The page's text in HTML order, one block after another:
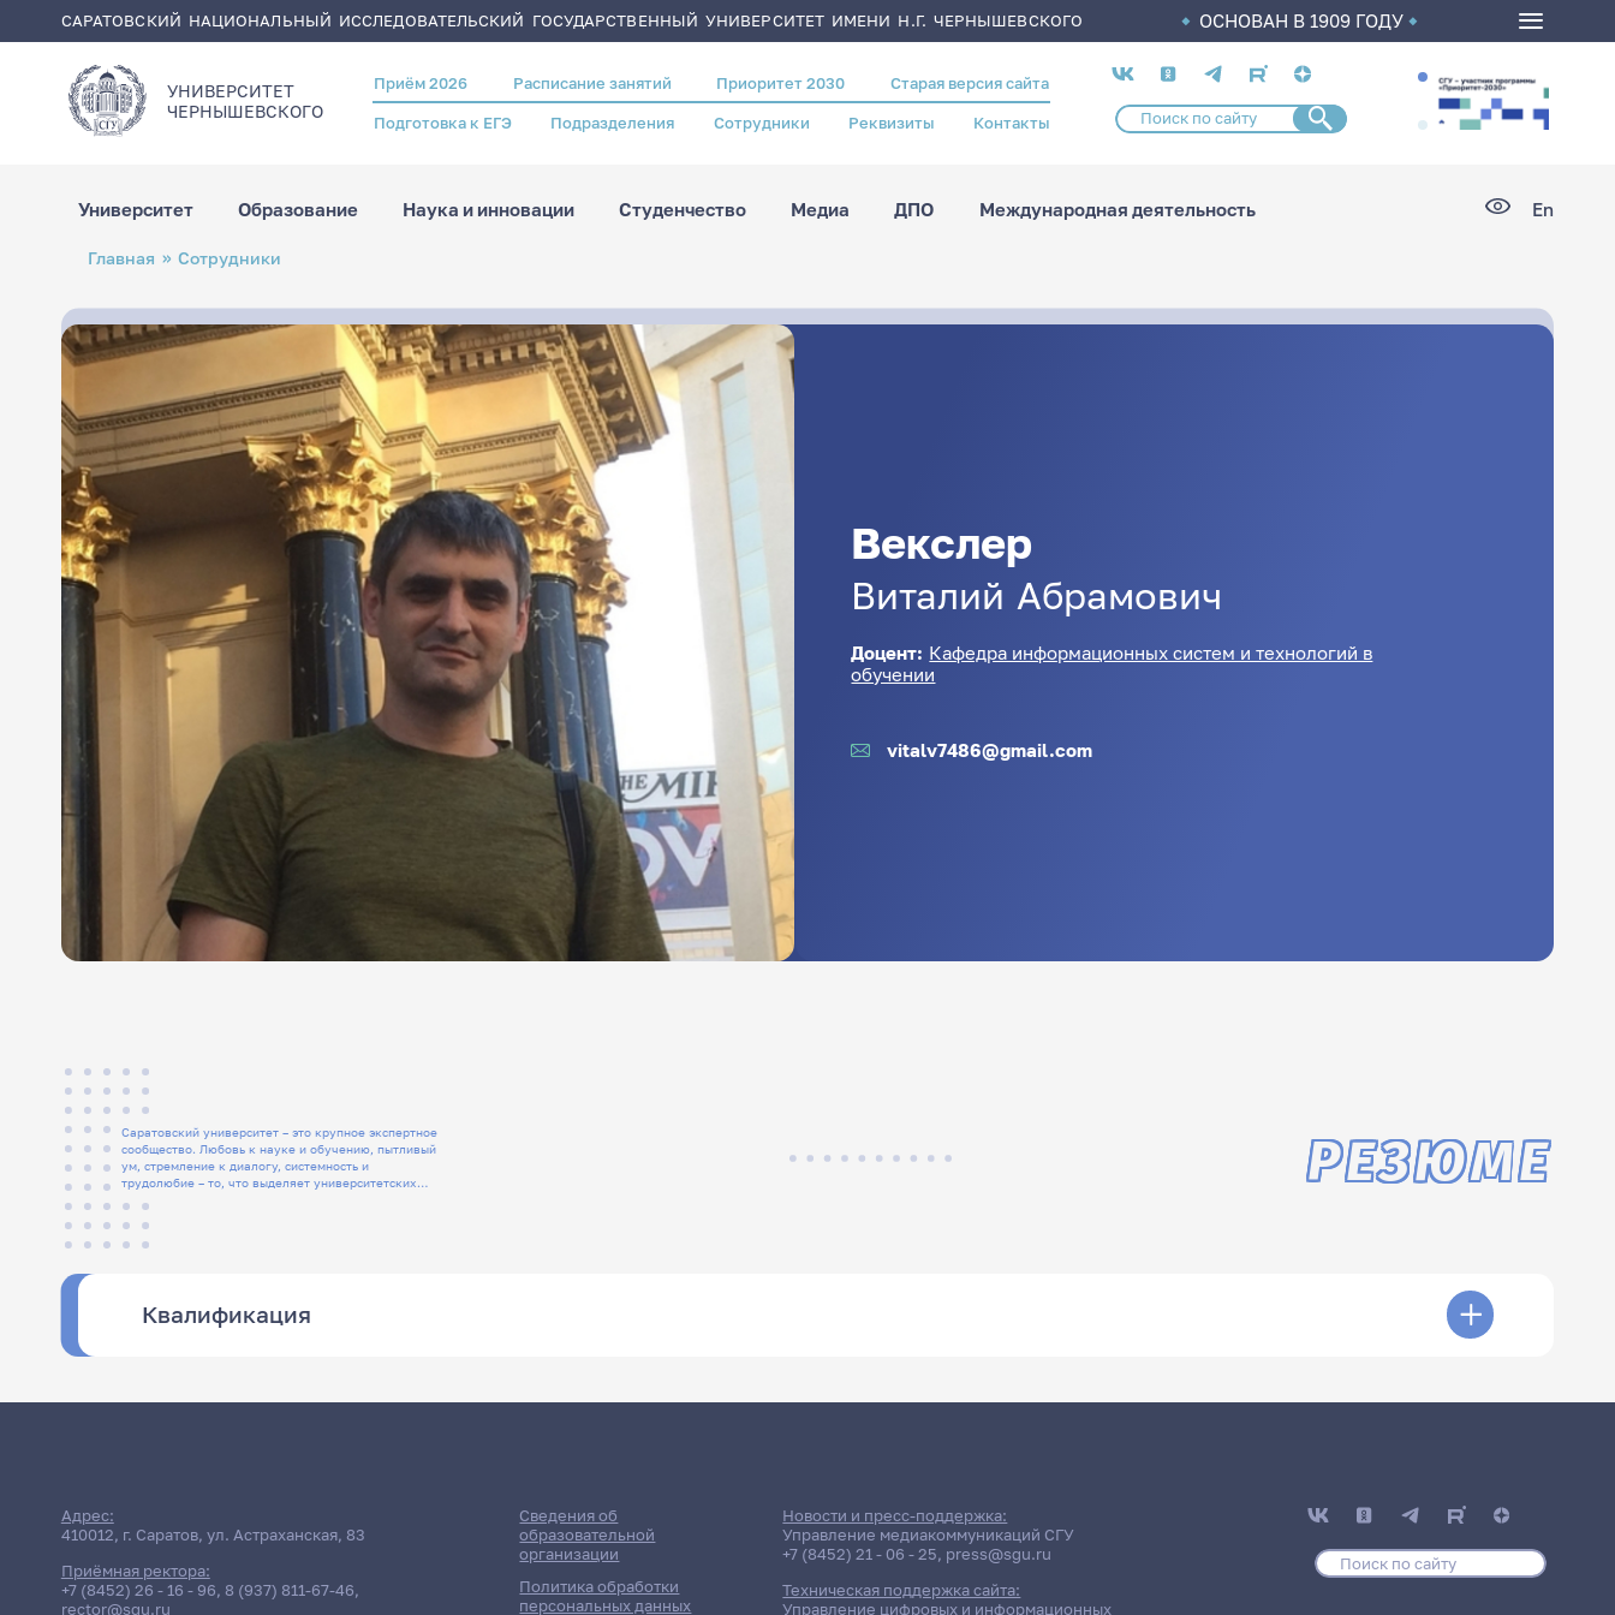
САРАТОВСКИЙ НАЦИОНАЛЬНЫЙ ИССЛЕДОВАТЕЛЬСКИЙ ГОСУДАРСТВЕННЫЙ УНИВЕРСИТЕТ ИМЕНИ Н.Г. ЧЕРНЫШЕВСКОГО ОСНОВАН В 1909 ГОДУ
УНИВЕРСИТЕТ
ЧЕРНЫШЕВСКОГO
Header
menu
Приём 2026 Расписание занятий Приоритет 2030 Старая версия сайта
Подготовка к ЕГЭ Подразделения Сотрудники Реквизиты Контакты
Социальные
сети
Университет Образование Наука и инновации Студенчество Медиа ДПО Международная деятельность En
Строка
навигации
Главная Сотрудники
Векслер
Виталий Абрамович
Доцент: Кафедра информационных систем и технологий в
обучении
vitalv7486@gmail.com
Саратовский университет – это крупное экспертное
сообщество. Любовь к науке и обучению, пытливый
ум, стремление к диалогу, системность и
трудолюбие – то, что выделяет университетских
РЕЗЮМЕ
Квалификация
Адрес:
410012, г. Саратов, ул. Астраханская, 83
Приёмная ректора:
+7 (8452) 26 - 16 - 96, 8 (937) 811-67-46,
rector@sgu.ru
Сведения об
образовательной
организации
Политика обработки
персональных данных
Новости и пресс-поддержка:
Управление медиакоммуникаций СГУ
+7 (8452) 21 - 06 - 25, press@sgu.ru
Техническая поддержка сайта:
Управление цифровых и информационных